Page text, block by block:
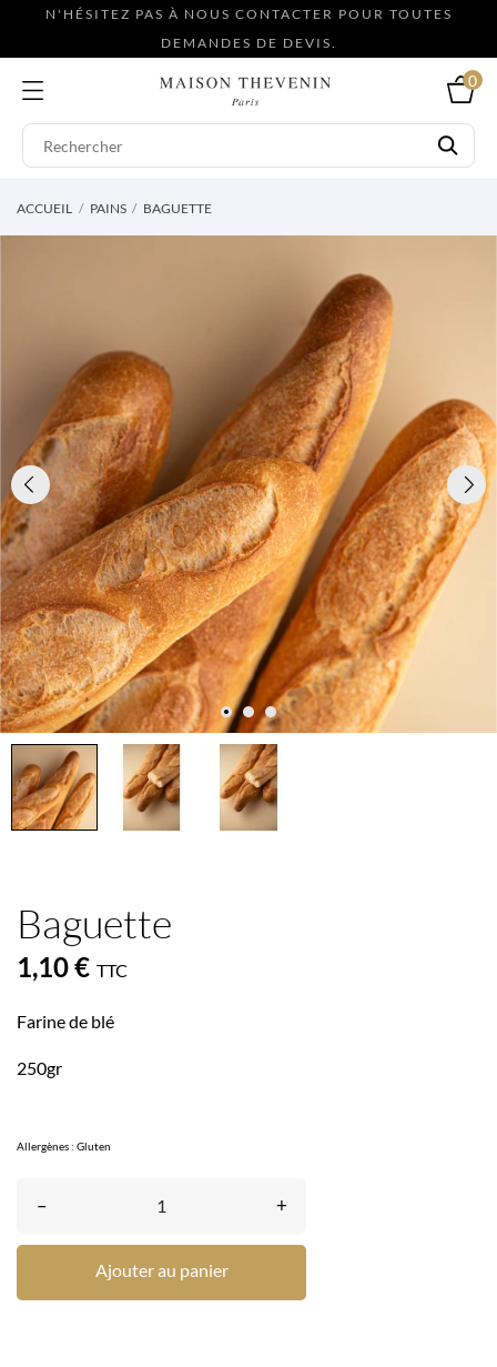
N'HÉSITEZ PAS À NOUS CONTACTER POUR TOUTES
DEMANDES DE DEVIS.
0
ACCUEIL PAINS BAGUETTE
Baguette
1,10 € TTC
Farine de blé
250gr
Allergènes : Gluten
– +
Ajouter au panier